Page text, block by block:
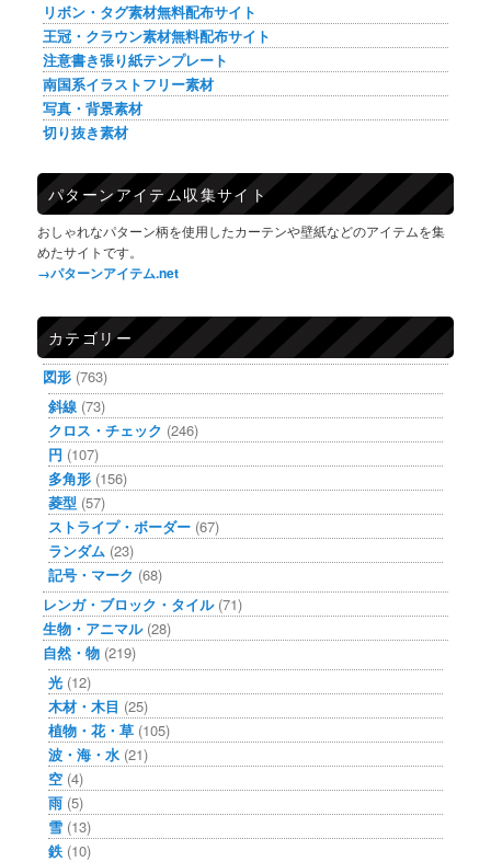
リボン・タグ素材無料配布サイト
王冠・クラウン素材無料配布サイト
注意書き張り紙テンプレート
南国系イラストフリー素材
写真・背景素材
切り抜き素材
パターンアイテム収集サイト
おしゃれなパターン柄を使用したカーテンや壁紙などのアイテムを集
めたサイトです。
→パターンアイテム.net
カテゴリー
図形 (763)
斜線 (73)
クロス・チェック (246)
円 (107)
多角形 (156)
菱型 (57)
ストライプ・ボーダー (67)
ランダム (23)
記号・マーク (68)
レンガ・ブロック・タイル(71)
生物・アニマル(28)
自然・物 (219)
光 (12)
木材・木目 (25)
植物・花・草 (105)
波・海・水 (21)
空 (4)
雨 (5)
雪 (13)
鉄 (10)